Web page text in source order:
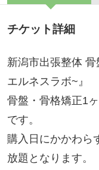
チケット詳細
新潟市出張整体
エルネスラボ~』
骨盤・骨格矯正1
です。
購入日にかかわら
放題となります。